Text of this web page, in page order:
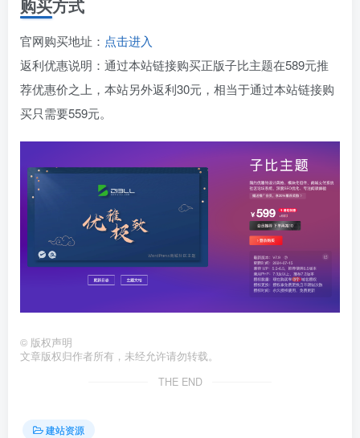
购买方式
官网购买地址： 点击进入
返利优惠说明：通过本站链接购买正版子比主题在589元推
荐优惠价之上，本站另外返利30元，相当于通过本站链接购
买只需要559元。
© 版权声明
文章版权归作者所有，未经允许请勿转载。
THE END
建站资源